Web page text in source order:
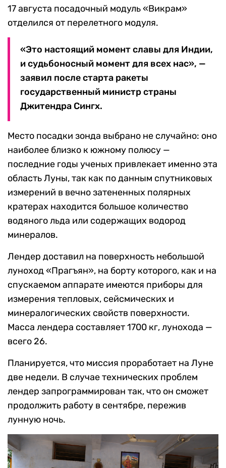
17 августа посадочный модуль «Викрам»
отделился от перелетного модуля.
«Это настоящий момент славы для Индии,
и судьбоносный момент для всех нас», —
заявил после старта ракеты
государственный министр страны
Джитендра Сингх.
Место посадки зонда выбрано не случайно: оно
наиболее близко к южному полюсу —
последние годы ученых привлекает именно эта
область Луны, так как по данным спутниковых
измерений в вечно затененных полярных
кратерах находится большое количество
водяного льда или содержащих водород
минералов.
Лендер доставил на поверхность небольшой
луноход «Прагъян», на борту которого, как и на
спускаемом аппарате имеются приборы для
измерения тепловых, сейсмических и
минералогических свойств поверхности.
Масса лендера составляет 1700 кг, лунохода —
всего 26.
Планируется, что миссия проработает на Луне
две недели. В случае технических проблем
лендер запрограммирован так, что он сможет
продолжить работу в сентябре, пережив
лунную ночь.